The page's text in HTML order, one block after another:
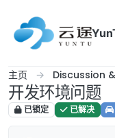
主页 Discussion
开发环境问题
已锁定 已解决